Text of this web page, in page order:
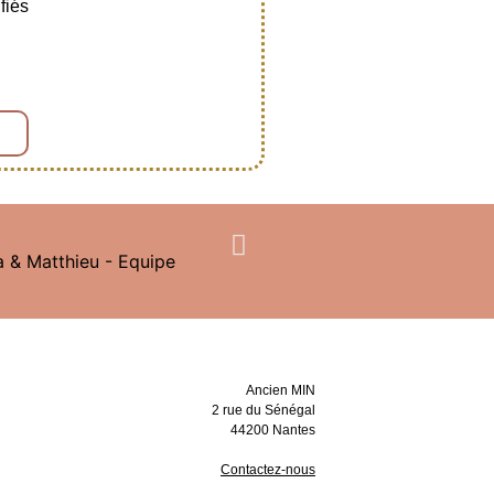
Ancien MIN
2 rue du Sénégal
44200 Nantes
Contactez-nous